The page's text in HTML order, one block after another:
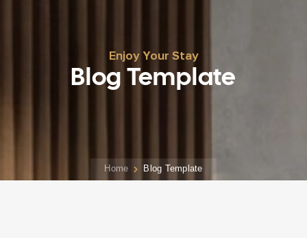
Enjoy Your Stay
Blog Template
Home Blog Template